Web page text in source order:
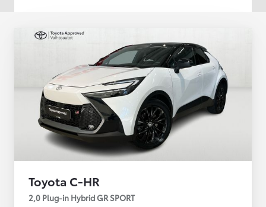
Toyota C-HR
2,0 Plug-in Hybrid GR SPORT